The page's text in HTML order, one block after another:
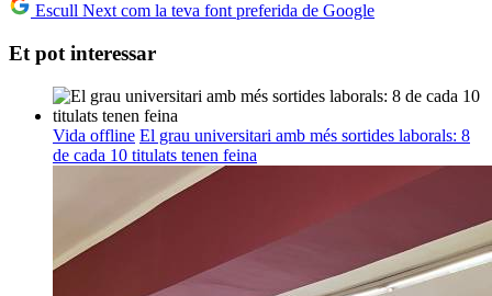
Escull Next com la teva font preferida de Google
Et pot interessar
Vida offline El grau universitari amb més sortides laborals: 8
de cada 10 titulats tenen feina